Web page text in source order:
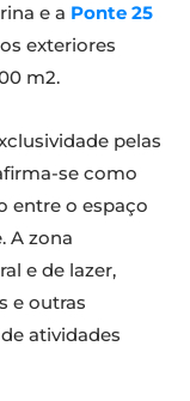
e a Ponte 25
exteriores
m2.
pelas
se como
entre o espaço
A zona
e de lazer,
e outras
atividades